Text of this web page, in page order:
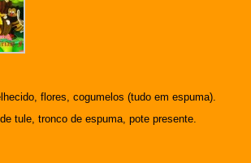
flores, cogumelos (tudo em espuma).
tule, tronco de espuma, pote presente.